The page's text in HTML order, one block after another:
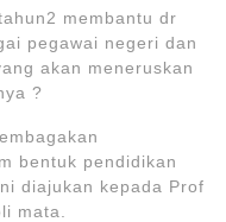
membantu dr
pegawai negeri dan
akan meneruskan
?
bentuk pendidikan
diajukan kepada Prof
mata.